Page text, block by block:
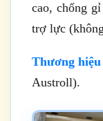
cao, chống
trợ lực
Thương
Austroll).